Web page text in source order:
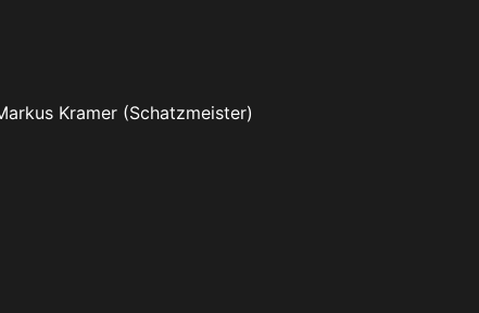
Kramer (Schatzmeister)